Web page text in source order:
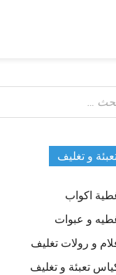
و تغليف
اكواب
و عبوات
و رولات تغليف
تعبئة و تغليف